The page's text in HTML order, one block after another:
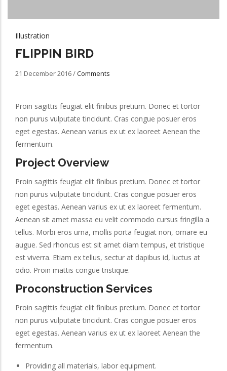
Illustration
FLIPPIN BIRD
21 December 2016/Comments
Proin sagittis feugiat elit finibus pretium. Donec et tortor
non purus vulputate tincidunt. Cras congue posuer eros
eget egestas. Aenean varius ex ut ex laoreet Aenean the
fermentum.
Project Overview
Proin sagittis feugiat elit finibus pretium. Donec et tortor
non purus vulputate tincidunt. Cras congue posuer eros
eget egestas. Aenean varius ex ut ex laoreet fermentum.
Aenean sit amet massa eu velit commodo cursus fringilla a
tellus. Morbi eros urna, mollis porta feugiat non, ornare eu
augue. Sed rhoncus est sit amet diam tempus, et tristique
est viverra. Etiam ex tellus, sectur at dapibus id, luctus at
odio. Proin mattis congue tristique.
Proconstruction Services
Proin sagittis feugiat elit finibus pretium. Donec et tortor
non purus vulputate tincidunt. Cras congue posuer eros
eget egestas. Aenean varius ex ut ex laoreet Aenean the
fermentum.
Providing all materials, labor equipment.